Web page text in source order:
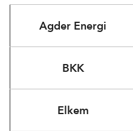
Agder Energi
BKK
Elkem